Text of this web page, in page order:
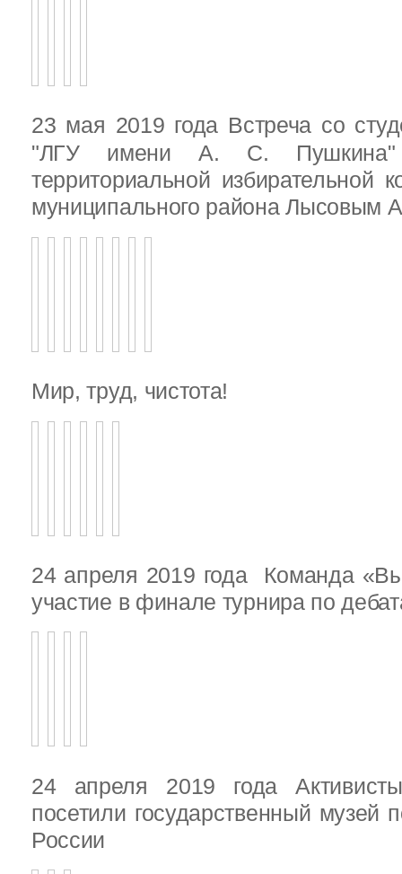
23 мая 2019 года Встреча со
"ЛГУ имени А. С. Пушкина"
территориальной избирательной
муниципального района Лысовым
Мир, труд, чистота!
24 апреля 2019 года Команда
участие в финале турнира по
24 апреля 2019 года
посетили государственный музей
России